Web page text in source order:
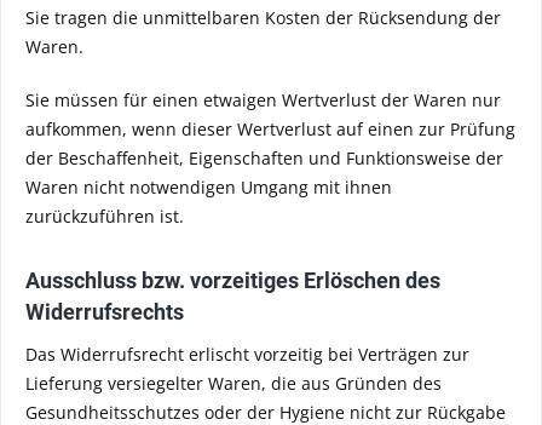
Sie tragen die unmittelbaren Kosten der Rücksendung der
Waren.
Sie müssen für einen etwaigen Wertverlust der Waren nur
aufkommen, wenn dieser Wertverlust auf einen zur Prüfung
der Beschaffenheit, Eigenschaften und Funktionsweise der
Waren nicht notwendigen Umgang mit ihnen
zurückzuführen ist.
Ausschluss bzw. vorzeitiges Erlöschen des
Widerrufsrechts
Das Widerrufsrecht erlischt vorzeitig bei Verträgen zur
Lieferung versiegelter Waren, die aus Gründen des
Gesundheitsschutzes oder der Hygiene nicht zur Rückgabe